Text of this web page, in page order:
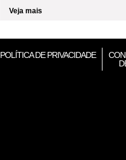
Veja mais
POLÍTICA DE PRIVACIDADE